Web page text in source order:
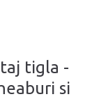
tigla -
si